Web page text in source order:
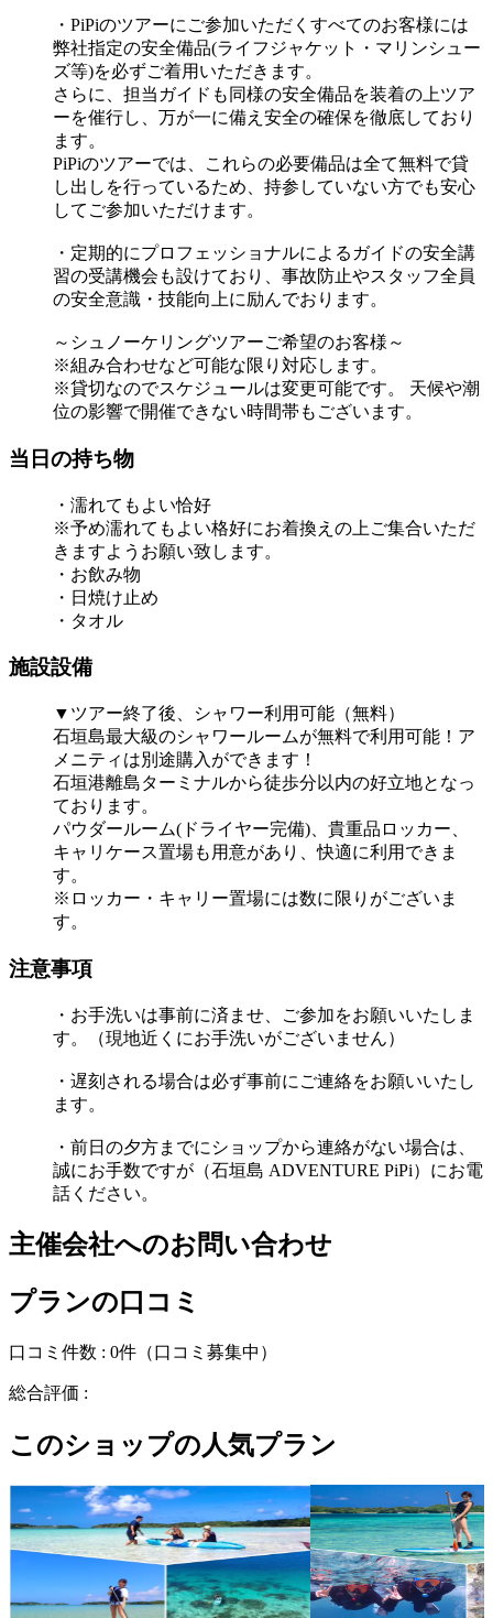
・PiPiのツアーにご参加いただくすべてのお客様には
弊社指定の安全備品(ライフジャケット・マリンシュー
ズ等)を必ずご着用いただきます。
さらに、担当ガイドも同様の安全備品を装着の上ツア
ーを催行し、万が一に備え安全の確保を徹底しており
ます。
PiPiのツアーでは、これらの必要備品は全て無料で貸
し出しを行っているため、持参していない方でも安心
してご参加いただけます。
・定期的にプロフェッショナルによるガイドの安全講
習の受講機会も設けており、事故防止やスタッフ全員
の安全意識・技能向上に励んでおります。
～シュノーケリングツアーご希望のお客様～
※組み合わせなど可能な限り対応します。
※貸切なのでスケジュールは変更可能です。 天候や潮
位の影響で開催できない時間帯もございます。
当日の持ち物
・濡れてもよい恰好
※予め濡れてもよい格好にお着換えの上ご集合いただ
きますようお願い致します。
・お飲み物
・日焼け止め
・タオル
施設設備
▼ツアー終了後、シャワー利用可能（無料）
石垣島最大級のシャワールームが無料で利用可能！ア
メニティは別途購入ができます！
石垣港離島ターミナルから徒歩分以内の好立地となっ
ております。
パウダールーム(ドライヤー完備)、貴重品ロッカー、
キャリケース置場も用意があり、快適に利用できま
す。
※ロッカー・キャリー置場には数に限りがございま
す。
注意事項
・お手洗いは事前に済ませ、ご参加をお願いいたしま
す。（現地近くにお手洗いがございません）
・遅刻される場合は必ず事前にご連絡をお願いいたし
ます。
・前日の夕方までにショップから連絡がない場合は、
誠にお手数ですが（石垣島 ADVENTURE PiPi）にお電
話ください。
主催会社へのお問い合わせ
プランの口コミ
口コミ件数 : 0件 （口コミ募集中）
総合評価 :
このショップの人気プラン